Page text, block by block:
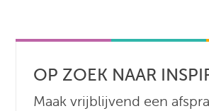
OP ZOEK NAAR
Maak vrijblijvend een